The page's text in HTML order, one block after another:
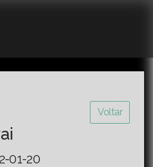
Voltar
01-20